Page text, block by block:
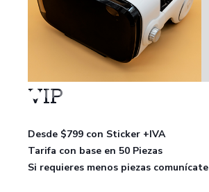
VIP
Desde $799 con Sticker +IVA
Tarifa con base en 50 Piezas
Si requieres menos piezas comunícate